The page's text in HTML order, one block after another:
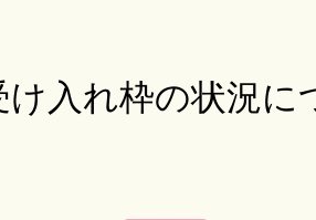
入れ枠の状況に